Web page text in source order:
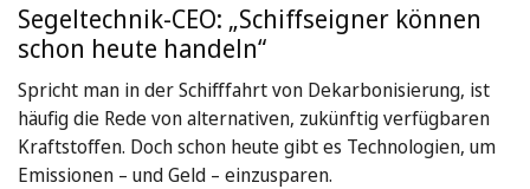
Segeltechnik-CEO: „Schiffseigner können
schon heute handeln“
Spricht man in der Schifffahrt von Dekarbonisierung, ist
häufig die Rede von alternativen, zukünftig verfügbaren
Kraftstoffen. Doch schon heute gibt es Technologien, um
Emissionen – und Geld – einzusparen.